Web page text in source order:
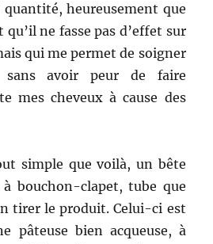
quantité, heureusement que
qu’il ne fasse pas d’effet sur
qui me permet de soigner
avoir peur de faire
mes cheveux à cause des
simple que voilà, un bête
bouchon-clapet, tube que
tirer le produit. Celui-ci est
pâteuse bien acqueuse, à